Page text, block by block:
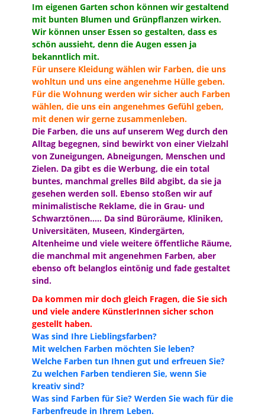
Im eigenen Garten schon können wir gestaltend
mit bunten Blumen und Grünpflanzen wirken.
Wir können unser Essen so gestalten, dass es
schön aussieht, denn die Augen essen ja
bekanntlich mit.
Für unsere Kleidung wählen wir Farben, die uns
wohltun und uns eine angenehme Hülle geben.
Für die Wohnung werden wir sicher auch Farben
wählen, die uns ein angenehmes Gefühl geben,
mit denen wir gerne zusammenleben.
Die Farben, die uns auf unserem Weg durch den
Alltag begegnen, sind bewirkt von einer Vielzahl
von Zuneigungen, Abneigungen, Menschen und
Zielen. Da gibt es die Werbung, die ein total
buntes, manchmal grelles Bild abgibt, da sie ja
gesehen werden soll. Ebenso stoßen wir auf
minimalistische Reklame, die in Grau- und
Schwarztönen….. Da sind Büroräume, Kliniken,
Universitäten, Museen, Kindergärten,
Altenheime und viele weitere öffentliche Räume,
die manchmal mit angenehmen Farben, aber
ebenso oft belanglos eintönig und fade gestaltet
sind.
Da kommen mir doch gleich Fragen, die Sie sich
und viele andere KünstlerInnen sicher schon
gestellt haben.
Was sind Ihre Lieblingsfarben?
Mit welchen Farben möchten Sie leben?
Welche Farben tun Ihnen gut und erfreuen Sie?
Zu welchen Farben tendieren Sie, wenn Sie
kreativ sind?
Was sind Farben für Sie? Werden Sie wach für die
Farbenfreude in Ihrem Leben.